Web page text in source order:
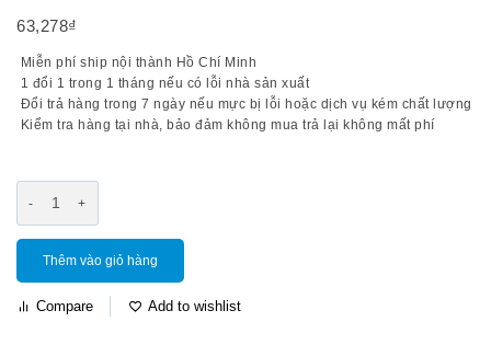
63,278₫
Miễn phí ship nội thành Hồ Chí Minh
1 đổi 1 trong 1 tháng nếu có lỗi nhà sản xuất
Đổi trả hàng trong 7 ngày nếu mực bị lỗi hoặc dịch vụ kém chất lượng
Kiểm tra hàng tại nhà, bảo đảm không mua trả lại không mất phí
Thêm vào giỏ hàng
Compare Add to wishlist